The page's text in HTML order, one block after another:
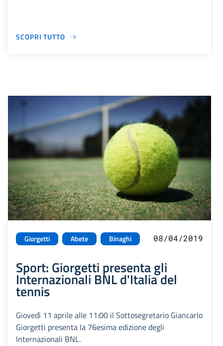
SCOPRI TUTTO
Giorgetti Abete Binaghi 08/04/2019
Sport: Giorgetti presenta gli
Internazionali BNL d'Italia del
tennis
Giovedì 11 aprile alle 11:00 il Sottosegretario Giancarlo
Giorgetti presenta la 76esima edizione degli
Internazionali BNL.